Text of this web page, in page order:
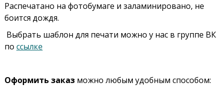
Распечатано на фотобумаге и заламинировано, не
боится дождя.
Выбрать шаблон для печати можно у нас в группе ВК
по ссылке
Оформить заказможно любым удобным способом: